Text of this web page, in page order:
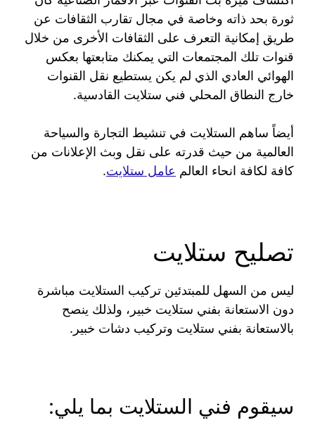
ثورة بحد ذاته وخاصة في مجال تقارب الثقافات عن
طريق إمكانية التعرف على الثقافات الأخرى من خلال
قنوات تلك المجتمعات التي يمكنك متابعتها بعكس
الهوائي العادي الذي لم يكن يستطيع نقل القنوات
خارج النطاق المحلي فني ستلايت القادسية.
أيضاً ساهم الستلايت في تنشيط التجارة والسياحة
العالمية من حيث قدرته على نقل وبث الإعلانات من
كافة لكافة انحاء العالم عامل ستلايت.
تصليح ستلايت
ليس من السهل للمبتدئين تركيب الستلايت مباشرة
دون الاستعانة بفني ستلايت خبير، ولذلك ينصح
بالاستعانة بفني ستلايت وتركيب دشات خبير.
سيقوم فني الستلايت بما يلي: